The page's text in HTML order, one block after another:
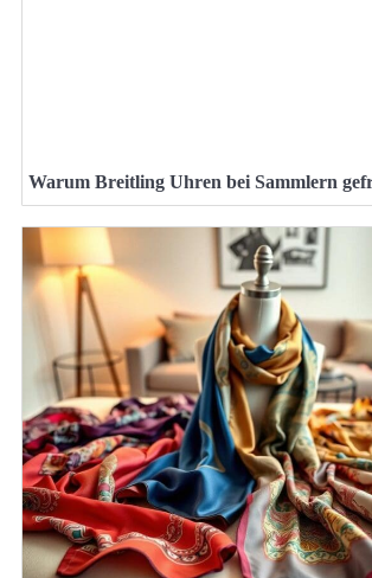
Warum Breitling Uhren bei Sammlern